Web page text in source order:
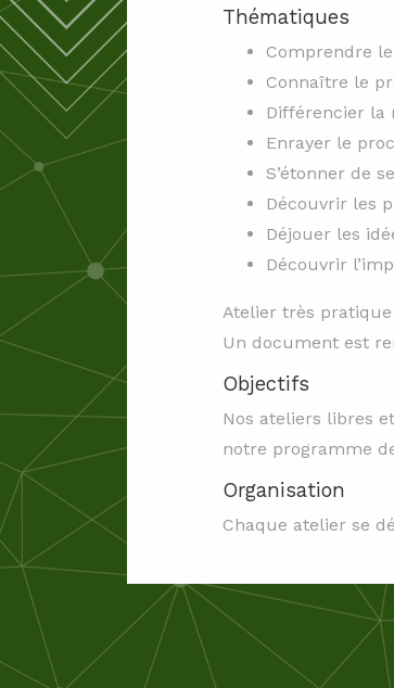
Thématiques
Comprendre
Connaître le
Différencier la
Enrayer le
S’étonner de
Découvrir les
Déjouer les
Découvrir
Atelier très pratique
Un document est
Objectifs
Nos ateliers libres
notre programme
Organisation
Chaque atelier se